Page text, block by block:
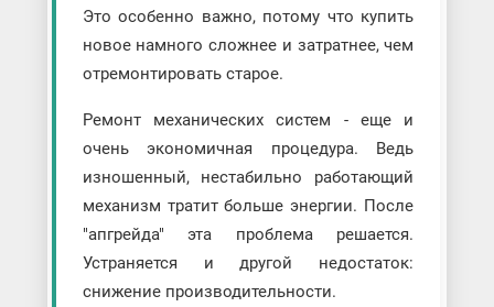
Это особенно важно, потому что купить
новое намного сложнее и затратнее, чем
отремонтировать старое.
Ремонт механических систем - еще и
очень экономичная процедура. Ведь
изношенный, нестабильно работающий
механизм тратит больше энергии. После
"апгрейда" эта проблема решается.
Устраняется и другой недостаток:
снижение производительности.